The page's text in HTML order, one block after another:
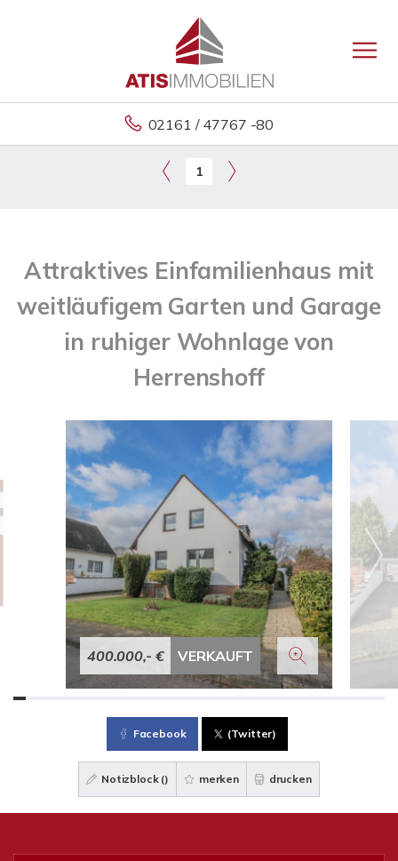
02161 / 47767 -80
1
Attraktives Einfamilienhaus mit
weitläufigem Garten und Garage
in ruhiger Wohnlage von
Herrenshoff
400.000,- € VERKAUFT
Facebook (Twitter)
Notizblock () merken drucken